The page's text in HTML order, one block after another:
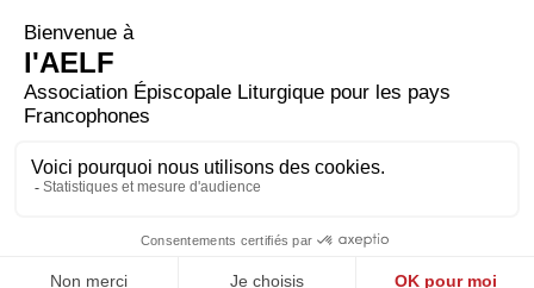
d’éviter qu’il ne te traîne devant le juge, que le
juge ne te livre à l’huissier, et que l’huissier ne te
jette en prison.
59 Je te le dis : tu n’en sortiras pas avant d’avoir